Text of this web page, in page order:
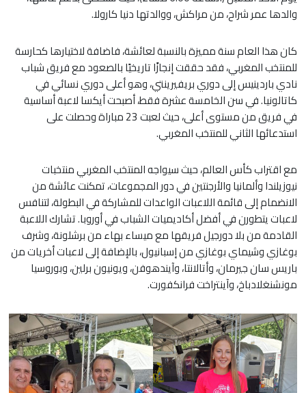
والدها عمر شراح، من مراكش، ووالدتها دنيا كارولا.
كان هذا العام سنة مميزة بالنسبة لعائشة، فاضافة لاختيارها كحارسة
للمنتخب المغربي، فقد حققت إنجازًا تاريخيًا بالصعود مع فريق شباب
نادي باردينيس إلى دوري بريفيرينتي، وهو أعلى دوري نسائي في
كاتالونيا. في سن الخامسة عشرة فقط، أصبحت أيكسا لاعبة أساسية
في فريق من مستوى أعلى، حيث لعبت 23 مباراة وحصلت على
استدعائها الثاني للمنتخب المغربي.
مع اقتراب كأس العالم، حيث سيواجه المنتخب المغربي منتخبات
نيوزيلندا وألمانيا والأرجنتين في دور المجموعات، تمكنت عائشة من
الانضمام إلى قائمة اللاعبات الواعدات للمشاركة في البطولة، لتنافس
لاعبات يتطورن في أفضل أكاديميات الشباب في أوروبا. تشارك اللاعبة
القادمة من بلا دورجيل فريقها مع ميساء بهاء من برشلونة، وشرف
بوغازي وشيماي بوغازي من إسبانيول، بالإضافة إلى لاعبات أخريات من
باريس سان جيرمان، وأتالانتا، وآيندهوفن، ويونيون برلين، وبوروسيا
مونشنغلادباخ، وآينتراخت فرانكفورت.